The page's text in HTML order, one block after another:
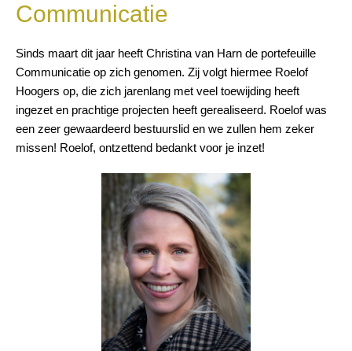
Communicatie
Sinds maart dit jaar heeft Christina van Harn de portefeuille
Communicatie op zich genomen. Zij volgt hiermee Roelof
Hoogers op, die zich jarenlang met veel toewijding heeft
ingezet en prachtige projecten heeft gerealiseerd. Roelof was
een zeer gewaardeerd bestuurslid en we zullen hem zeker
missen! Roelof, ontzettend bedankt voor je inzet!